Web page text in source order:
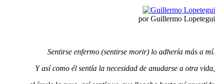
por Guillermo Lopetegui
Sentirse enfermo (sentirse morir) lo adhería más a mí.
Y así como él sentía la necesidad de anudarse a otra vida,